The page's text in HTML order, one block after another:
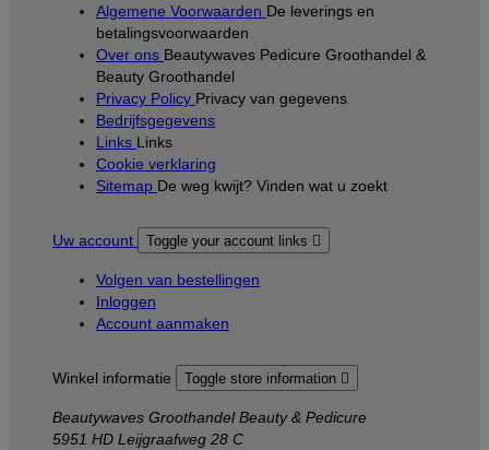
Algemene Voorwaarden De leverings en
betalingsvoorwaarden
Over ons Beautywaves Pedicure Groothandel &
Beauty Groothandel
Privacy Policy Privacy van gegevens
Bedrijfsgegevens
Links Links
Cookie verklaring
Sitemap De weg kwijt? Vinden wat u zoekt
Uw account Toggle your account links 
Volgen van bestellingen
Inloggen
Account aanmaken
Winkel informatie Toggle store information 
Beautywaves Groothandel Beauty & Pedicure
5951 HD Leijgraafweg 28 C